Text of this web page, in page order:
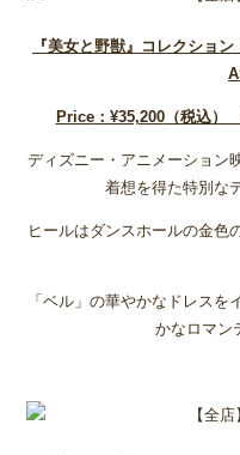
『美女と野獣』コレクション
Price：¥35,200（税込）
ディズニー・アニメーション
着想を得た特別な
ヒールはダンスホールの金色
「ベル」の華やかなドレス
かなロマン